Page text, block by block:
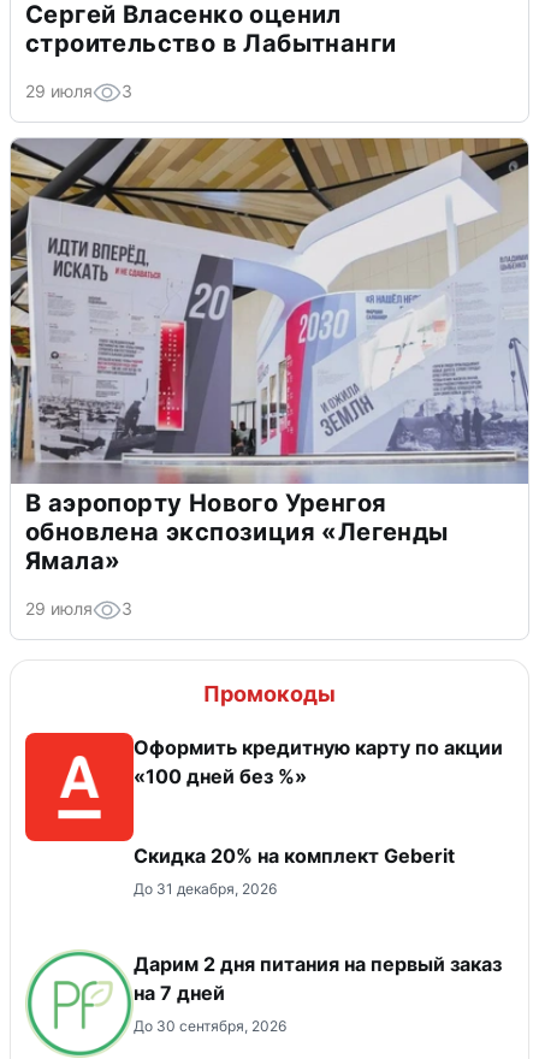
Сергей Власенко оценил
строительство в Лабытнанги
29 июля 3
В аэропорту Нового Уренгоя
обновлена экспозиция «Легенды
Ямала»
29 июля 3
Промокоды
Оформить кредитную карту по акции
«100 дней без %»
Скидка 20% на комплект Geberit
До 31 декабря, 2026
Дарим 2 дня питания на первый заказ
на 7 дней
До 30 сентября, 2026